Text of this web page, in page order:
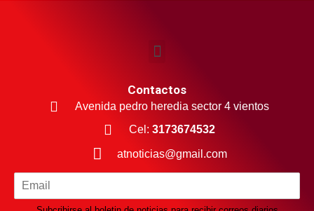
Contactos
Avenida pedro heredia sector 4 vientos
Cel: 3173674532
atnoticias@gmail.com